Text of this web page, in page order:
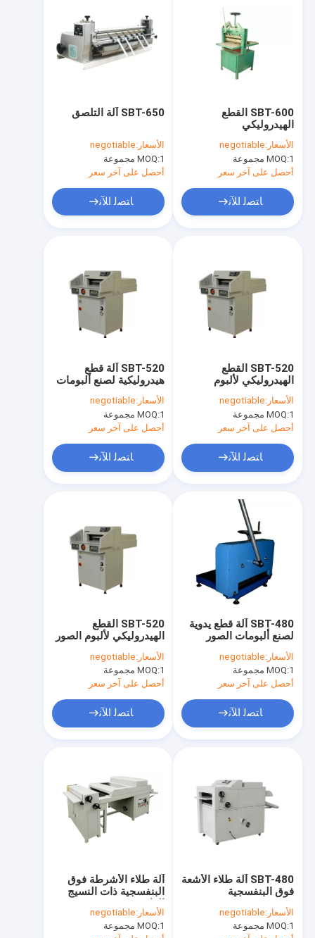
حول بنا
جولة في المعمل
اتصل بنا
طلب اقتباس
الزجاج العازل الرأسي / آلة الزجاج المزدوج
زجاج عازل أفقي/آلة زجاج مزدوج الزجاج
ألبوم صنع الآلات والمستهلكات
آلة النافذة والأبواب PVC
مواد الزجاج وأدوات الزجاج
آلة المعالجة العميقة للزجاج
آلة النوافذ والأبواب من الألومنيوم
آلة قطع الزجاج
طابعة مسطحة UV
SBT-650 آلة التلصق
الأسعار:negotiable
MOQ:1 مجموعة
أحصل على آخر سعر
ﺎﺘﺼﻟ ﺍﻶﻧ
SBT-600 القطع
الهيدروليكي
الأسعار:negotiable
MOQ:1 مجموعة
أحصل على آخر سعر
ﺎﺘﺼﻟ ﺍﻶﻧ
SBT-520 آلة قطع
هيدروليكية لصنع ألبومات
الصور
الأسعار:negotiable
MOQ:1 مجموعة
أحصل على آخر سعر
ﺎﺘﺼﻟ ﺍﻶﻧ
SBT-520 القطع
الهيدروليكي لألبوم
الأسعار:negotiable
MOQ:1 مجموعة
أحصل على آخر سعر
ﺎﺘﺼﻟ ﺍﻶﻧ
SBT-520 القطع
الهيدروليكي لألبوم الصور
الأسعار:negotiable
MOQ:1 مجموعة
أحصل على آخر سعر
ﺎﺘﺼﻟ ﺍﻶﻧ
SBT-480 آلة قطع يدوية
لصنع ألبومات الصور
الأسعار:negotiable
MOQ:1 مجموعة
أحصل على آخر سعر
ﺎﺘﺼﻟ ﺍﻶﻧ
آلة طلاء الأشرطة فوق
البنفسجية ذات النسيج
الأسعار:negotiable
MOQ:1 مجموعة
SBT-480 آلة طلاء الأشعة
فوق البنفسجية
الأسعار:negotiable
MOQ:1 مجموعة